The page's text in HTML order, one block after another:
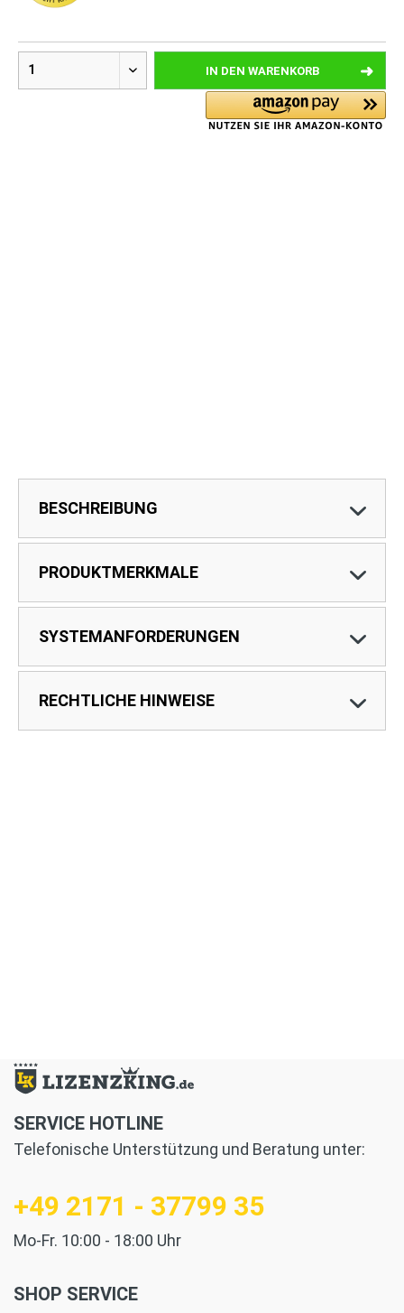
IN DEN WARENKORB
BESCHREIBUNG
PRODUKTMERKMALE
SYSTEMANFORDERUNGEN
RECHTLICHE HINWEISE
SERVICE HOTLINE
Telefonische Unterstützung und Beratung unter:
+49 2171 - 37799 35
Mo-Fr. 10:00 - 18:00 Uhr
SHOP SERVICE